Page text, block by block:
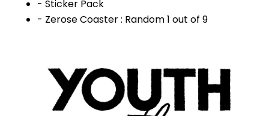
- Sticker Pack
- Zerose Coaster : Random 1 out of 9